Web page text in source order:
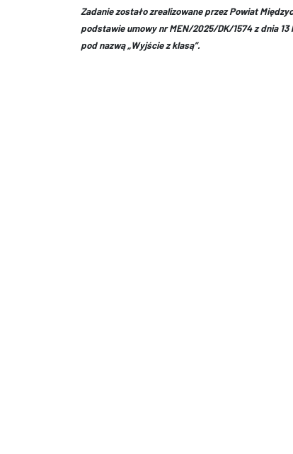
Zadanie zostało zrealizowane przez Powiat
podstawie umowy nr MEN/2025/DK/1574 z dnia
pod nazwą „Wyjście z klasą”.